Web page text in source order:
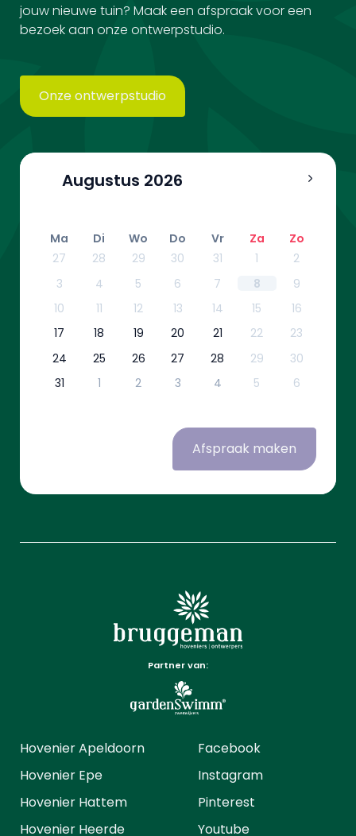
jouw nieuwe tuin? Maak een afspraak voor een
bezoek aan onze ontwerpstudio.
Onze ontwerpstudio
Augustus 2026
Ma Di Wo Do Vr Za
Zo
27
28 29 30 31 1
2
3
4 5 6 7 8
9
10
11 12 13 14 15
16
17
18 19 20 21 22
23
24
25 26 27 28 29
30
31
1 2 3 4 5 6
Afspraak maken
Partner van:
Hovenier Apeldoorn
Hovenier Epe
Hovenier Hattem
Hovenier Heerde
Facebook
Instagram
Pinterest
Youtube